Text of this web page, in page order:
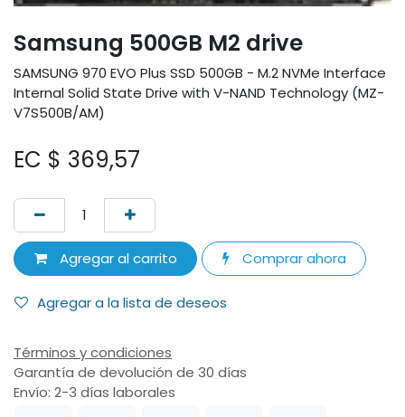
Samsung 500GB M2 drive
SAMSUNG 970 EVO Plus SSD 500GB - M.2 NVMe Interface
Internal Solid State Drive with V-NAND Technology (MZ-
V7S500B/AM)
EC $ 369,57
Agregar al carrito Comprar ahora
Agregar a la lista de deseos
Términos y condiciones
Garantía de devolución de 30 días
Envío: 2-3 días laborales